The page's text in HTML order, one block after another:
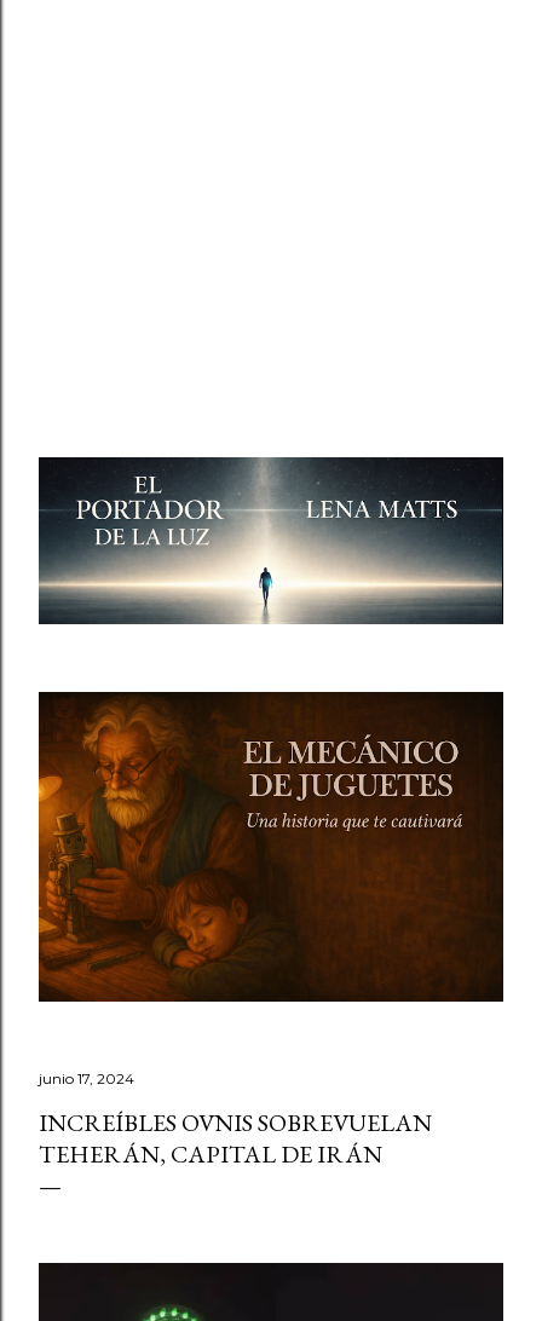
junio 17, 2024
INCREÍBLES OVNIS SOBREVUELAN
TEHERÁN, CAPITAL DE IRÁN